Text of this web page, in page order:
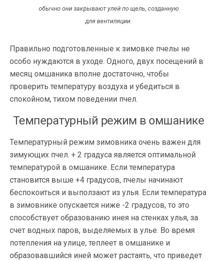
обычно они закрывают улей по щель, созданную
для вентиляции.
Правильно подготовленные к зимовке пчелы не
особо нуждаются в уходе. Одного, двух посещений в
месяц омшаника вполне достаточно, чтобы
проверить температуру воздуха и убедиться в
спокойном, тихом поведении пчел.
Температурный режим в омшанике
Температурный режим зимовника очень важен для
зимующих пчел. + 2 градуса является оптимальной
температурой в омшанике. Если температура
становится выше +4 градусов, пчелы начинают
беспокоиться и выползают из улья. Если температура
в зимовнике опускается ниже -2 градусов, то это
способствует образованию инея на стенках улья, за
счет водных паров, выделяемых в улье. Во время
потепления на улице, теплеет в омшанике и
образовавшийся иней может растаять, что приведет